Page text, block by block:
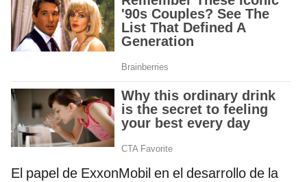
El papel de ExxonMobil en el desarrollo de la